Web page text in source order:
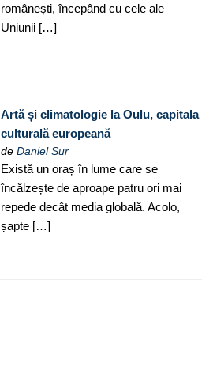
românești, începând cu cele ale
Uniunii […]
Artă și climatologie la Oulu, capitala
culturală europeană
deDaniel Sur
Există un oraș în lume care se
încălzește de aproape patru ori mai
repede decât media globală. Acolo,
șapte […]